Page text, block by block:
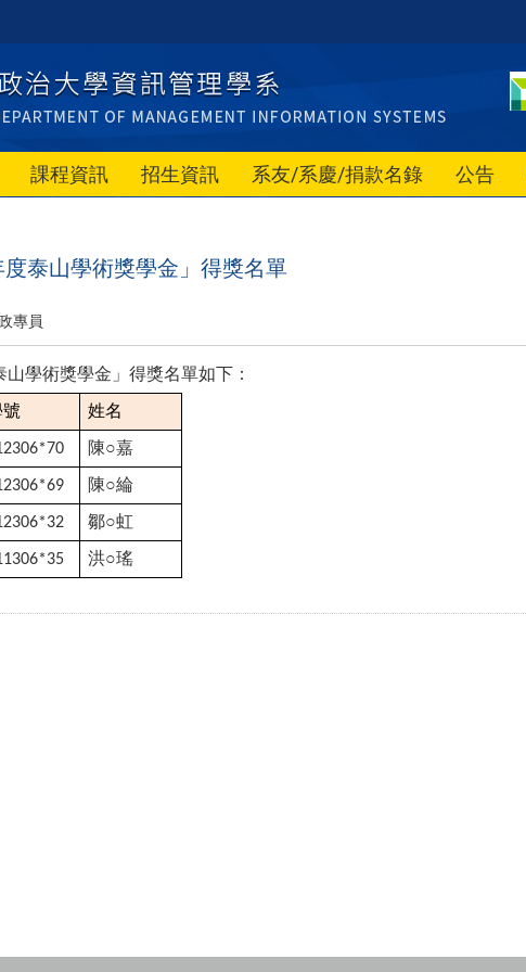
課程資訊 招生資訊 系友/系慶/捐款名錄 公告
度泰山學術獎學金」得獎名單
專員
山學術獎學金」得獎名單如下：
姓名
陳○嘉
陳○綸
鄒○虹
洪○瑤